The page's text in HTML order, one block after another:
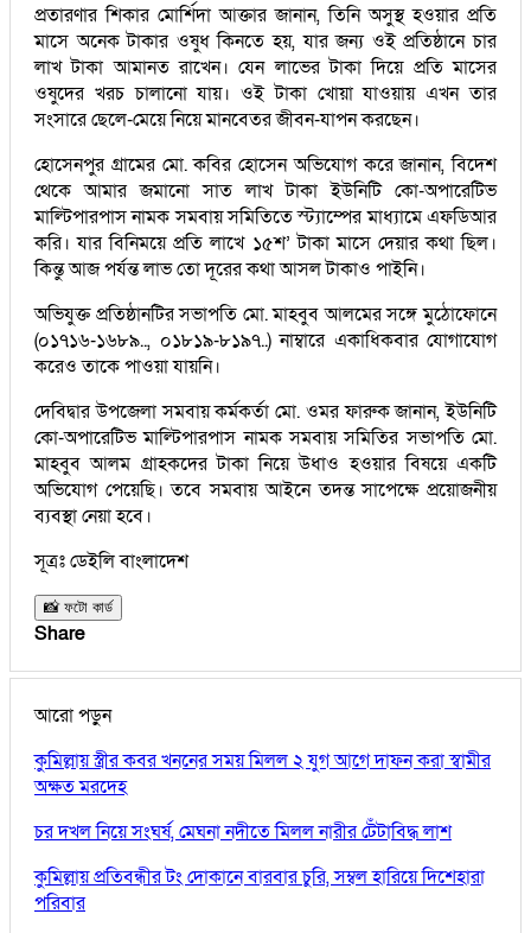
প্রতারণার শিকার মোর্শিদা আক্তার জানান, তিনি অসুস্থ হওয়ার প্রতি
মাসে অনেক টাকার ওষুধ কিনতে হয়, যার জন্য ওই প্রতিষ্ঠানে চার
লাখ টাকা আমানত রাখেন। যেন লাভের টাকা দিয়ে প্রতি মাসের
ওষুদের খরচ চালানো যায়। ওই টাকা খোয়া যাওয়ায় এখন তার
সংসারে ছেলে-মেয়ে নিয়ে মানবেতর জীবন-যাপন করছেন।
হোসেনপুর গ্রামের মো. কবির হোসেন অভিযোগ করে জানান, বিদেশ
থেকে আমার জমানো সাত লাখ টাকা ইউনিটি কো-অপারেটিভ
মাল্টিপারপাস নামক সমবায় সমিতিতে স্ট্যাম্পের মাধ্যামে এফডিআর
করি। যার বিনিময়ে প্রতি লাখে ১৫শ’ টাকা মাসে দেয়ার কথা ছিল।
কিন্তু আজ পর্যন্ত লাভ তো দূরের কথা আসল টাকাও পাইনি।
অভিযুক্ত প্রতিষ্ঠানটির সভাপতি মো. মাহবুব আলমের সঙ্গে মুঠোফোনে
(০১৭১৬-১৬৮৯.., ০১৮১৯-৮১৯৭..) নাম্বারে একাধিকবার যোগাযোগ
করেও তাকে পাওয়া যায়নি।
দেবিদ্বার উপজেলা সমবায় কর্মকর্তা মো. ওমর ফারুক জানান, ইউনিটি
কো-অপারেটিভ মাল্টিপারপাস নামক সমবায় সমিতির সভাপতি মো.
মাহবুব আলম গ্রাহকদের টাকা নিয়ে উধাও হওয়ার বিষয়ে একটি
অভিযোগ পেয়েছি। তবে সমবায় আইনে তদন্ত সাপেক্ষে প্রয়োজনীয়
ব্যবস্থা নেয়া হবে।
সূত্রঃ ডেইলি বাংলাদেশ
📸 ফটো কার্ড
Share
আরো পড়ুন
কুমিল্লায় স্ত্রীর কবর খননের সময় মিলল ২ যুগ আগে দাফন করা স্বামীর
অক্ষত মরদেহ
চর দখল নিয়ে সংঘর্ষ, মেঘনা নদীতে মিলল নারীর টেঁটাবিদ্ধ লাশ
কুমিল্লায় প্রতিবন্ধীর টং দোকানে বারবার চুরি, সম্বল হারিয়ে দিশেহারা
পরিবার